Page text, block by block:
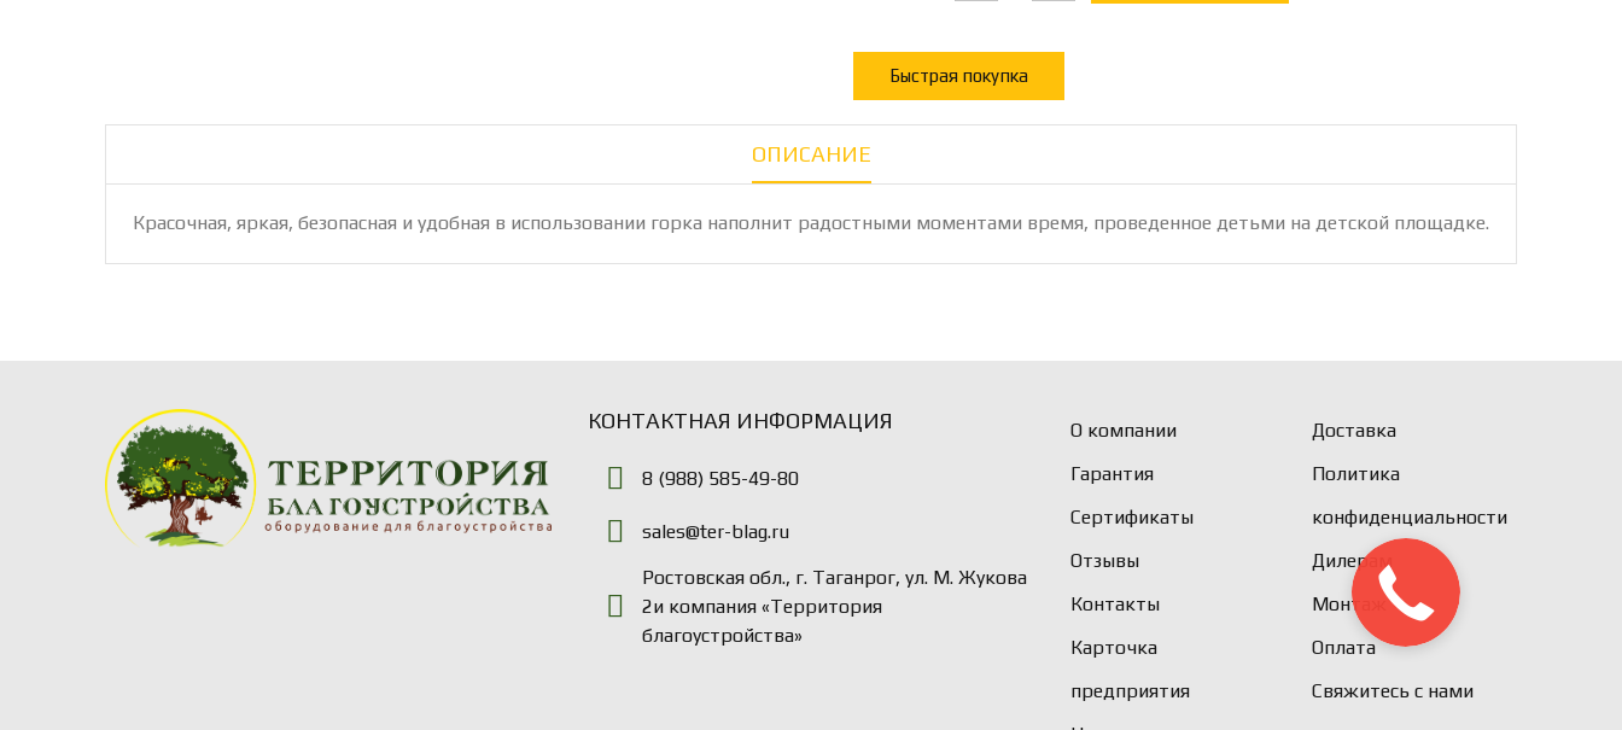
Быстрая покупка
ОПИСАНИЕ
Красочная, яркая, безопасная и удобная в использовании горка наполнит радостными моментами время, проведенное детьми на детской площадке.
КОНТАКТНАЯ ИНФОРМАЦИЯ
8 (988) 585-49-80
sales@ter-blag.ru
Ростовская обл., г. Таганрог, ул. М. Жукова
2и компания «Территория
благоустройства»
О компании
Гарантия
Сертификаты
Отзывы
Контакты
Карточка
предприятия
Доставка
Политика
конфиденциальности
Дилерам
Монтаж
Оплата
Свяжитесь с нами